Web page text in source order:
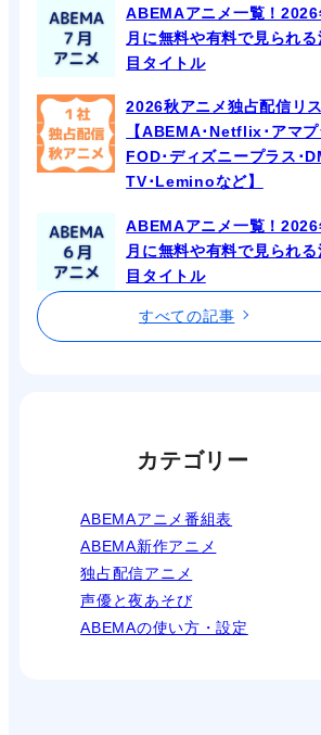
ABEMAアニメ一覧！
月に無料や有料で見られる
目タイトル
2026秋アニメ独占配信リ
【ABEMA･Netflix･アマプ
FOD･ディズニープラス･
TV･Leminoなど】
ABEMAアニメ一覧！
月に無料や有料で見られる
目タイトル
すべての記事
カテゴリー
ABEMAアニメ番組表
ABEMA新作アニメ
独占配信アニメ
声優と夜あそび
ABEMAの使い方・設定